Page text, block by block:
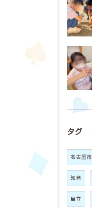
タグ
名古屋市
知育
自立